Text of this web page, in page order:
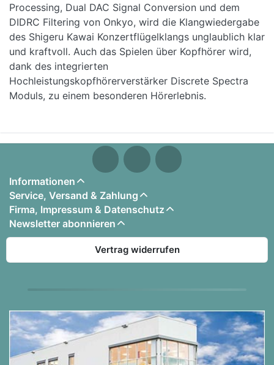
Processing, Dual DAC Signal Conversion und dem
DIDRC Filtering von Onkyo, wird die Klangwiedergabe
des Shigeru Kawai Konzertflügelklangs unglaublich klar
und kraftvoll. Auch das Spielen über Kopfhörer wird,
dank des integrierten
Hochleistungskopfhörerverstärker Discrete Spectra
Moduls, zu einem besonderen Hörerlebnis.
Informationen
Service, Versand & Zahlung
Firma, Impressum & Datenschutz
Newsletter abonnieren
Vertrag widerrufen